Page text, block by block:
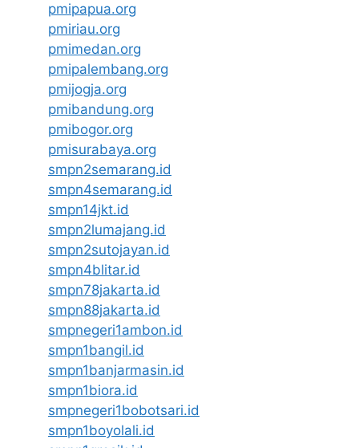
pmipapua.org
pmiriau.org
pmimedan.org
pmipalembang.org
pmijogja.org
pmibandung.org
pmibogor.org
pmisurabaya.org
smpn2semarang.id
smpn4semarang.id
smpn14jkt.id
smpn2lumajang.id
smpn2sutojayan.id
smpn4blitar.id
smpn78jakarta.id
smpn88jakarta.id
smpnegeri1ambon.id
smpn1bangil.id
smpn1banjarmasin.id
smpn1biora.id
smpnegeri1bobotsari.id
smpn1boyolali.id